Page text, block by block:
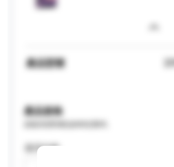
產品型號
產品規格
適用年齡